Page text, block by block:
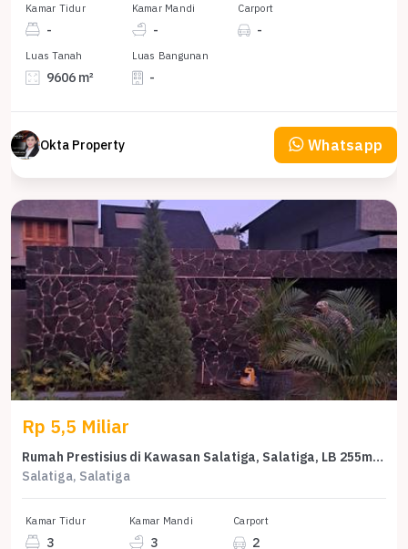
Kamar Tidur
-
Kamar Mandi
-
Carport
-
Luas Tanah
9606 m²
Luas Bangunan
-
Okta Property Whatsapp
Rp 5,5 Miliar
Rumah Prestisius di Kawasan Salatiga, Salatiga, LB 255m², Harga 5,5 Miliar
Salatiga, Salatiga
Kamar Tidur
3
Kamar Mandi
3
Carport
2